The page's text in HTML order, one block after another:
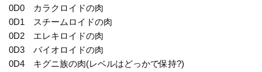
0D0 カラクロイドの肉
0D1 スチームロイドの肉
0D2 エレキロイドの肉
0D3 バイオロイドの肉
0D4 キグニ族の肉(レベルはどっかで保持?)